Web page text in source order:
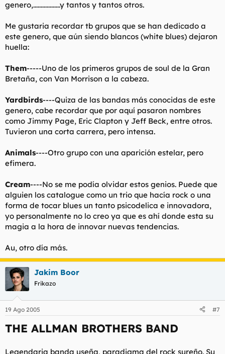
genero,..................y tantos y tantos otros.
Me gustaria recordar tb grupos que se han dedicado a
este genero, que aún siendo blancos (white blues) dejaron
huella:
Them-----Uno de los primeros grupos de soul de la Gran
Bretaña, con Van Morrison a la cabeza.
Yardbirds----Quiza de las bandas más conocidas de este
genero, cabe recordar que por aquí pasaron nombres
como Jimmy Page, Eric Clapton y Jeff Beck, entre otros.
Tuvieron una corta carrera, pero intensa.
Animals----Otro grupo con una aparición estelar, pero
efimera.
Cream----No se me podía olvidar estos genios. Puede que
alguien los catalogue como un trio que hacía rock o una
forma de tocar blues un tanto psicodelica e innovadora,
yo personalmente no lo creo ya que es ahí donde esta su
magia a la hora de innovar nuevas tendencias.
Au, otro día más.
Jakim Boor
Frikazo
19 Ago 2005 #7
THE ALLMAN BROTHERS BAND
Legendaria banda useña, paradigma del rock sureño. Su